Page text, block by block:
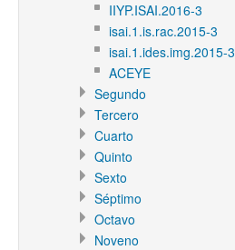
IIYP.ISAI.2016-3
isai.1.is.rac.2015-3
isai.1.ides.img.2015-3
ACEYE
Segundo
Tercero
Cuarto
Quinto
Sexto
Séptimo
Octavo
Noveno